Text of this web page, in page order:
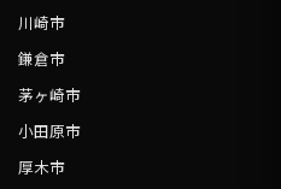
川崎市
鎌倉市
茅ヶ崎市
小田原市
厚木市